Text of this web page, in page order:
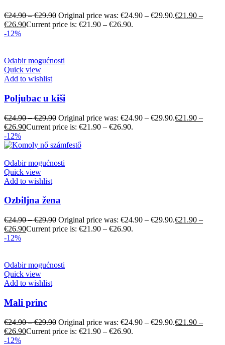
€24.90–€29.90 Original price was: €24.90 – €29.90.€21.90 –
€26.90Current price is: €21.90 – €26.90.
-12%
Odabir mogućnosti
Quick view
Add to wishlist
Poljubac u kiši
€24.90–€29.90 Original price was: €24.90 – €29.90.€21.90 –
€26.90Current price is: €21.90 – €26.90.
-12%
Odabir mogućnosti
Quick view
Add to wishlist
Ozbiljna žena
€24.90–€29.90 Original price was: €24.90 – €29.90.€21.90 –
€26.90Current price is: €21.90 – €26.90.
-12%
Odabir mogućnosti
Quick view
Add to wishlist
Mali princ
€24.90–€29.90 Original price was: €24.90 – €29.90.€21.90 –
€26.90Current price is: €21.90 – €26.90.
-12%